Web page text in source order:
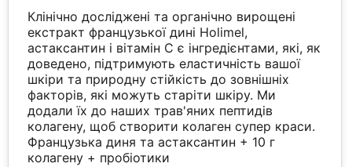
Клінічно досліджені та органічно вирощені
екстракт французької дині Holimel,
астаксантин і вітамін С є інгредієнтами, які, як
доведено, підтримують еластичність вашої
шкіри та природну стійкість до зовнішніх
факторів, які можуть старіти шкіру. Ми
додали їх до наших трав'яних пептидів
колагену, щоб створити колаген супер краси.
Французька диня та астаксантин + 10 г
колагену + пробіотики